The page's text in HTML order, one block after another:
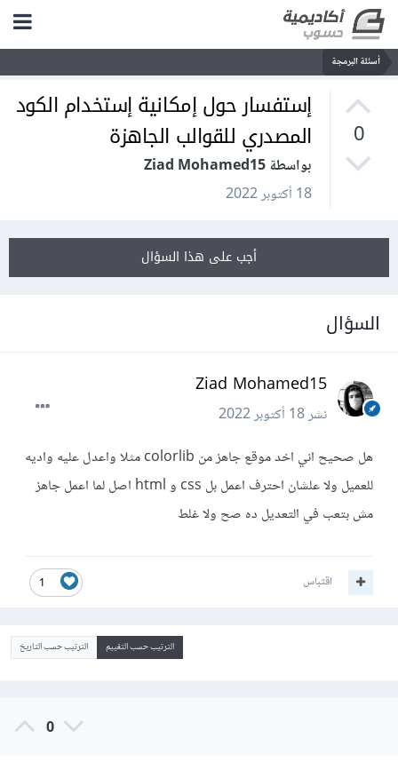
أسئلة البرمجة
0
إستفسار حول إمكانية إستخدام الكود
المصدري للقوالب الجاهزة
بواسطة Ziad Mohamed15
18 أكتوبر 2022
أجب على هذا السؤال
السؤال
Ziad Mohamed15
نشر18 أكتوبر 2022
هل صحيح اني اخد موقع جاهز من colorlib مثلا واعدل عليه واديه
للعميل ولا علشان احترف اعمل بل css و html اصل لما اعمل جاهز
مش بتعب في التعديل ده صح ولا غلط
1 اقتباس
الترتيب حسب التقييم الترتيب حسب التاريخ
0